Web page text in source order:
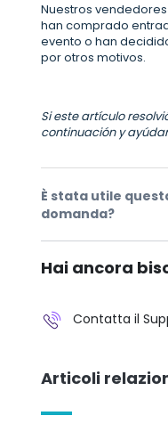
Nuestros
han comprado
evento o han
por otros motivos.
Si este artículo
continuación y
È stata utile
domanda?
Hai ancora
Contatta il
Articoli